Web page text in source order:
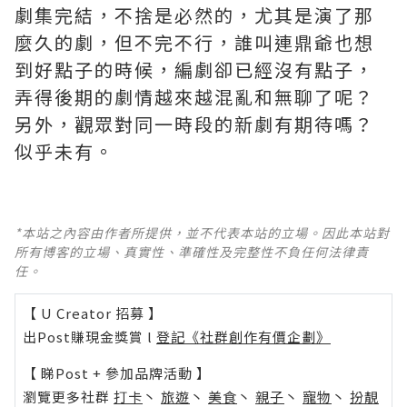
劇集完結，不捨是必然的，尤其是演了那
麼久的劇，但不完不行，誰叫連鼎爺也想
到好點子的時候，編劇卻已經沒有點子，
弄得後期的劇情越來越混亂和無聊了呢？ ​​​
另外，觀眾對同一時段的新劇有期待嗎？
似乎未有。
*本站之內容由作者所提供，並不代表本站的立場。因此本站對
所有博客的立場、真實性、準確性及完整性不負任何法律責
任。
【 U Creator 招募 】
出Post賺現金獎賞 l 登記《社群創作有價企劃》
【 睇Post + 參加品牌活動 】
瀏覽更多社群 打卡 丶 旅遊 丶 美食 丶 親子 丶 寵物 丶 扮靚